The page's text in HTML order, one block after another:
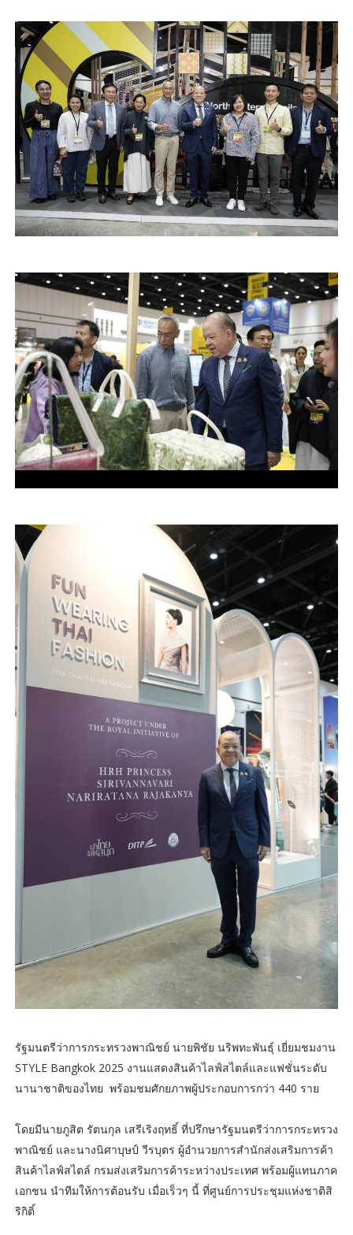
รัฐมนตรีว่าการกระทรวงพาณิชย์ นายพิชัย นริพทะพันธุ์ เยี่ยมชมงาน
STYLE Bangkok 2025 งานแสดงสินค้าไลฟ์สไตล์และแฟชั่นระดับ
นานาชาติของไทย พร้อมชมศักยภาพผู้ประกอบการกว่า 440 ราย
โดยมีนายภูสิต รัตนกุล เสรีเริงฤทธิ์ ที่ปรึกษารัฐมนตรีว่าการกระทรวง
พาณิชย์ และนางนิศาบุษป์ วีรบุตร ผู้อำนวยการสำนักส่งเสริมการค้า
สินค้าไลฟ์สไตล์ กรมส่งเสริมการค้าระหว่างประเทศ พร้อมผู้แทนภาค
เอกชน นำทีมให้การต้อนรับ เมื่อเร็วๆ นี้ ที่ศูนย์การประชุมแห่งชาติสิ
ริกิติ์